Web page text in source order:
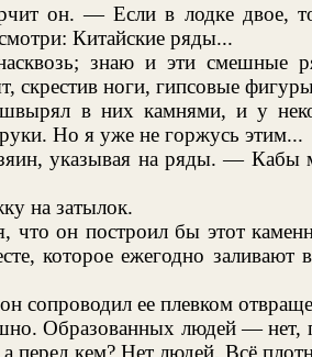
он. — Если в лодке двое,
Китайские ряды...
знаю и эти смешные
ноги, гипсовые фигуры
в них камнями, и у
Но я уже не горжусь этим...
указывая на ряды. — Кабы
на затылок.
что он построил бы этот
которое ежегодно заливают
сопроводил ее плевком
Образованных людей — нет,
перед кем? Нет людей. Всё